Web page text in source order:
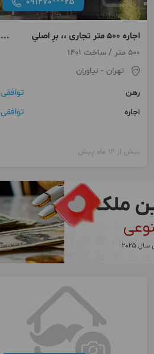
اجاره 500 متر تجاری ،، برِ اصلیِ
نیاوران
500 متر / ساخت 1401
تهران- نیاوران
رهن
توافقی
اجاره توافقی
بیش از 12 ماه پیش